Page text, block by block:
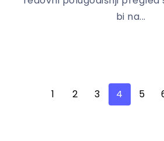
bi na...
1 2 3 4 5